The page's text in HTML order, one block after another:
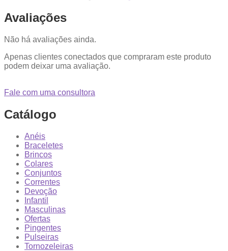
Avaliações
Não há avaliações ainda.
Apenas clientes conectados que compraram este produto
podem deixar uma avaliação.
Fale com uma consultora
Catálogo
Anéis
Braceletes
Brincos
Colares
Conjuntos
Correntes
Devoção
Infantil
Masculinas
Ofertas
Pingentes
Pulseiras
Tornozeleiras